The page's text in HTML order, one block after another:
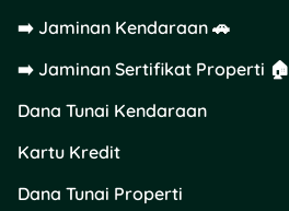
tinggi, tapi uang mereka
kerugian besar.
Karena tipe investor
moderat sudah memaklumi
maka cocok untuk ambil
➡️ Jaminan Kendaraan 🚗
➡️ Jaminan Sertifikat Properti 🏠
Dana Tunai Kendaraan
Kartu Kredit
Dana Tunai Properti